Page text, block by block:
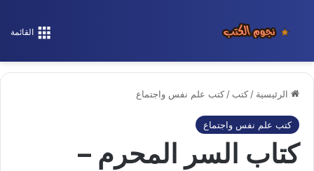
القائمة
الرئيسية / كتب / كتب علم نفس واجتماع
كتب علم نفس واجتماع
كتاب السر المحرم –